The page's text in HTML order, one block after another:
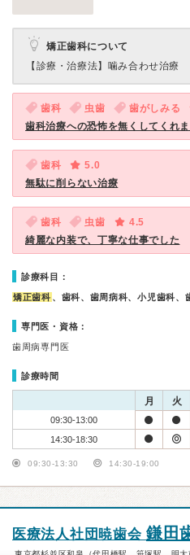
矯正歯科について
【診療・治療法】 噛み合わせ治療
歯科 虫歯 歯がしみる
歯科治療への恐怖を無くしてくれ
歯科
5.0
無駄に削らない治療
歯科 虫歯
4.5
綺麗な内装で、丁寧な仕事でした
診療科目：
矯正歯科 、歯科、歯周病科、小児歯科、
専門医・資格：
歯周病専門医
診療時間
月 火
09:30-13:00
14:30-18:30
09:30-13:30 14:30-19:00
医療法人社団暁歯会 鎌田